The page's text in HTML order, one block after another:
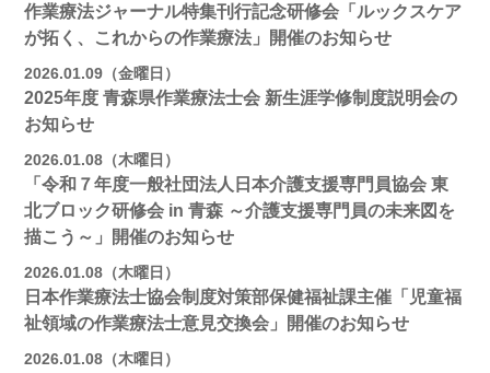
作業療法ジャーナル特集刊行記念研修会「ルックスケア
が拓く、これからの作業療法」開催のお知らせ
2026.01.09（金曜日）
2025年度 青森県作業療法士会 新生涯学修制度説明会の
お知らせ
2026.01.08（木曜日）
「令和７年度一般社団法人日本介護支援専門員協会 東
北ブロック研修会 in 青森 ～介護支援専門員の未来図を
描こう～」開催のお知らせ
2026.01.08（木曜日）
日本作業療法士協会制度対策部保健福祉課主催「児童福
祉領域の作業療法士意見交換会」開催のお知らせ
2026.01.08（木曜日）